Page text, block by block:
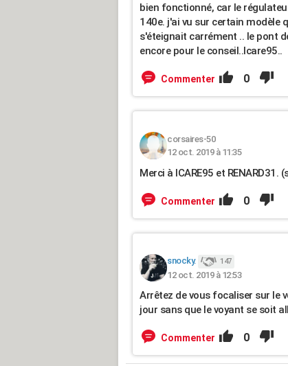
bien fonctionné, car le
140e. j'ai vu sur certain modèle
s'éteignait carrément .. le pont
encore pour le conseil..Icare95..
Commenter 0
corsaires-50
12 oct. 2019 à 11:35
Merci à ICARE95 et RENARD31.
Commenter 0
snocky. 147
12 oct. 2019 à 12:53
Arrêtez de vous focaliser sur le
jour sans que le voyant se soit
Commenter 0